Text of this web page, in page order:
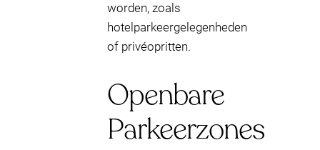
worden, zoals
hotelparkeergelegenheden
of privéopritten.
Openbare
Parkeerzones